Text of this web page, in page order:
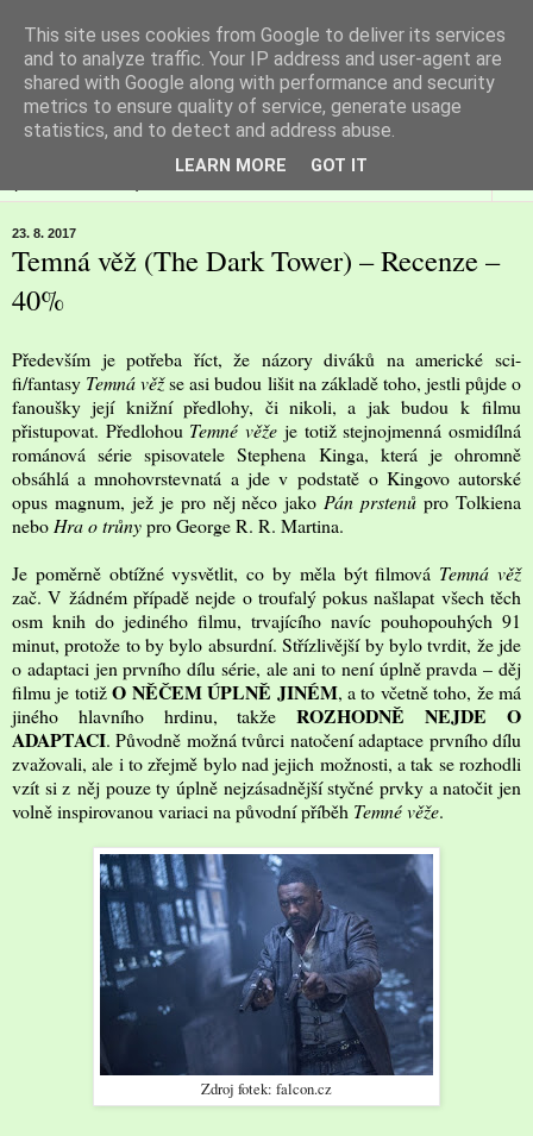
Filmspot
Recenze Honzy Vargy na filmové novinky v kinech
23. 8. 2017
Temná věž (The Dark Tower) – Recenze –
40%
Především je potřeba říct, že názory diváků na americké sci-
fi/fantasy Temná věžse asi budou lišit na základě toho, jestli půjde o
fanoušky její knižní předlohy, či nikoli, a jak budou k filmu
přistupovat. Předlohou Temné věže je totiž stejnojmenná osmidílná
románová série spisovatele Stephena Kinga, která je ohromně
obsáhlá a mnohovrstevnatá a jde v podstatě o Kingovo autorské
opus magnum, jež je pro něj něco jako Pán prstenů pro Tolkiena
nebo Hra o trůnypro George R. R. Martina.
Je poměrně obtížné vysvětlit, co by měla být filmová Temná věž
zač. V žádném případě nejde o troufalý pokus našlapat všech těch
osm knih do jediného filmu, trvajícího navíc pouhopouhých 91
minut, protože to by bylo absurdní. Střízlivější by bylo tvrdit, že jde
o adaptaci jen prvního dílu série, ale ani to není úplně pravda – děj
filmu je totižO NĚČEM ÚPLNĚ JINÉM, a to včetně toho, že má
jiného hlavního hrdinu, takžeROZHODNĚ NEJDE O
ADAPTACI. Původně možná tvůrci natočení adaptace prvního dílu
zvažovali, ale i to zřejmě bylo nad jejich možnosti, a tak se rozhodli
vzít si z něj pouze ty úplně nejzásadnější styčné prvky a natočit jen
volně inspirovanou variaci na původní příběh Temné věže.
Zdroj fotek: falcon.cz
This site uses cookies from Google to deliver its services
and to analyze traffic. Your IP address and user-agent are
shared with Google along with performance and security
metrics to ensure quality of service, generate usage
statistics, and to detect and address abuse.
LEARN MORE GOT IT